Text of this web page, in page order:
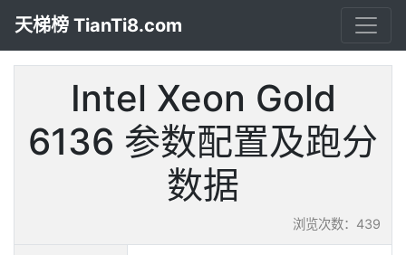
天梯榜 TianTi8.com
Intel Xeon Gold
6136 参数配置及跑分
数据
浏览次数：439